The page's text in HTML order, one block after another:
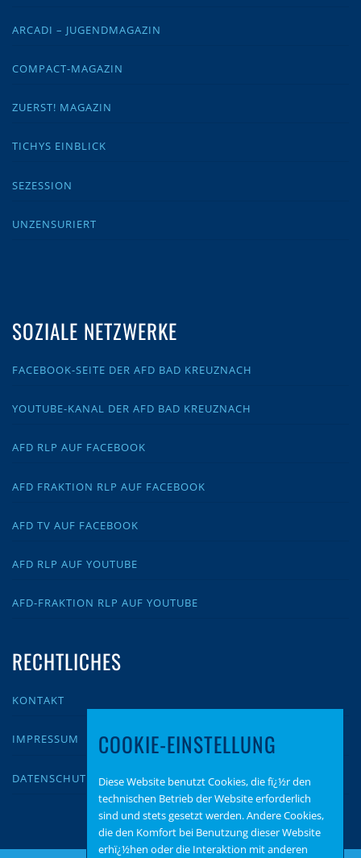
ARCADI – JUGENDMAGAZIN
COMPACT-MAGAZIN
ZUERST! MAGAZIN
TICHYS EINBLICK
SEZESSION
UNZENSURIERT
SOZIALE NETZWERKE
FACEBOOK-SEITE DER AFD BAD KREUZNACH
YOUTUBE-KANAL DER AFD BAD KREUZNACH
AFD RLP AUF FACEBOOK
AFD FRAKTION RLP AUF FACEBOOK
AFD TV AUF FACEBOOK
AFD RLP AUF YOUTUBE
AFD-FRAKTION RLP AUF YOUTUBE
RECHTLICHES
KONTAKT
IMPRESSUM
DATENSCHUTZ
COOKIE-EINSTELLUNG
Diese Website benutzt Cookies, die fï¿½r den
technischen Betrieb der Website erforderlich
sind und stets gesetzt werden. Andere Cookies,
die den Komfort bei Benutzung dieser Website
erhï¿½hen oder die Interaktion mit anderen